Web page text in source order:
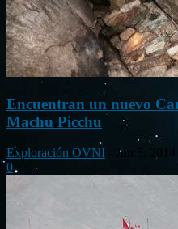
Encuentran un nuevo
Machu Picchu
Exploración OVNI
Jun 5, 2014
0